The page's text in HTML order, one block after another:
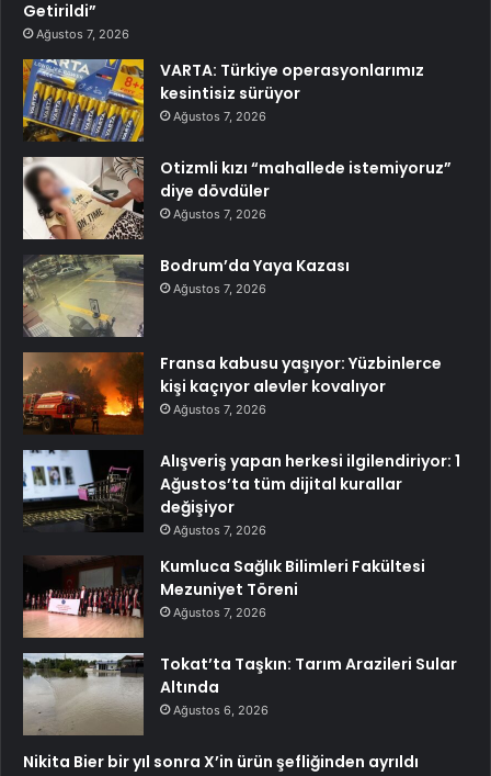
Getirildi”
Ağustos 7, 2026
VARTA: Türkiye operasyonlarımız
kesintisiz sürüyor
Ağustos 7, 2026
Otizmli kızı “mahallede istemiyoruz”
diye dövdüler
Ağustos 7, 2026
Bodrum’da Yaya Kazası
Ağustos 7, 2026
Fransa kabusu yaşıyor: Yüzbinlerce
kişi kaçıyor alevler kovalıyor
Ağustos 7, 2026
Alışveriş yapan herkesi ilgilendiriyor: 1
Ağustos’ta tüm dijital kurallar
değişiyor
Ağustos 7, 2026
Kumluca Sağlık Bilimleri Fakültesi
Mezuniyet Töreni
Ağustos 7, 2026
Tokat’ta Taşkın: Tarım Arazileri Sular
Altında
Ağustos 6, 2026
Nikita Bier bir yıl sonra X’in ürün şefliğinden ayrıldı